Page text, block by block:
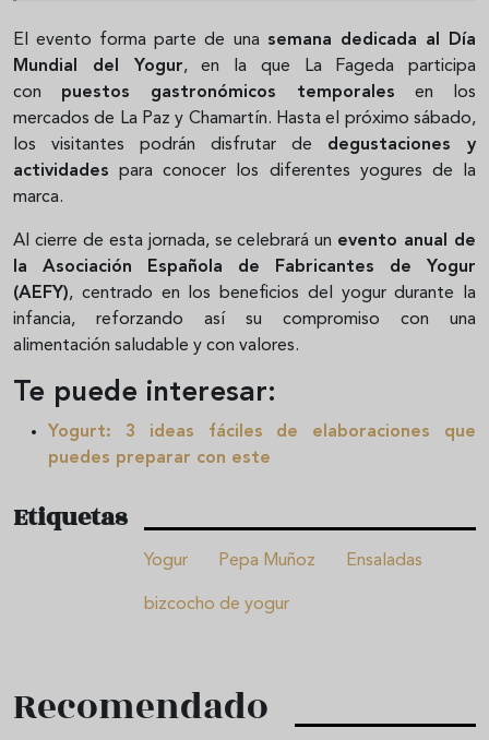
El evento forma parte de una semana dedicada al Día
Mundial del Yogur, en la que La Fageda participa
con puestos gastronómicos temporales en los
mercados de La Paz y Chamartín. Hasta el próximo sábado,
los visitantes podrán disfrutar de degustaciones y
actividades para conocer los diferentes yogures de la
marca.
Al cierre de esta jornada, se celebrará un evento anual de
la Asociación Española de Fabricantes de Yogur
(AEFY), centrado en los beneficios del yogur durante la
infancia, reforzando así su compromiso con una
alimentación saludable y con valores.
Te puede interesar:
Yogurt: 3 ideas fáciles de elaboraciones que
puedes preparar con este
Etiquetas
Yogur Pepa Muñoz Ensaladas
bizcocho de yogur
Recomendado